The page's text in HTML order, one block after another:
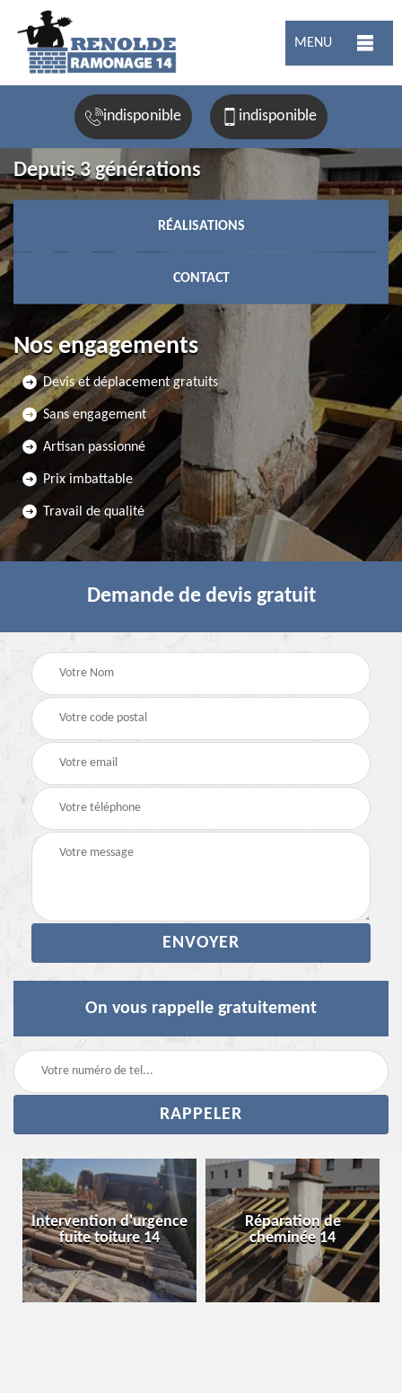
MENU
indisponible indisponible
Depuis 3 générations
RÉALISATIONS
CONTACT
Nos engagements
Devis et déplacement gratuits
Sans engagement
Artisan passionné
Prix imbattable
Travail de qualité
Demande de devis gratuit
On vous rappelle gratuitement
Intervention d'urgence
fuite toiture 14
Réparation de
cheminée 14